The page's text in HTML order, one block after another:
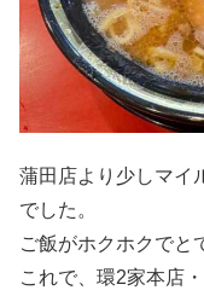
蒲田店より少しマイ
でした。
ご飯がホクホクでと
これで、環2家本店